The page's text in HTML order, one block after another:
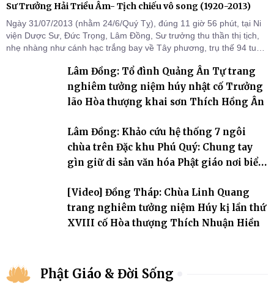
Sư Trưởng Hải Triều Âm- Tịch chiếu vô song (1920-2013)
Ngày 31/07/2013 (nhằm 24/6/Quý Tỵ), đúng 11 giờ 56 phút, tại Ni
viện Dược Sư, Đức Trọng, Lâm Đồng, Sư trưởng thu thần thị tịch,
nhẹ nhàng như cánh hạc trắng bay về Tây phương, trụ thế 94 tuổi
Lâm Đồng: Tổ đình Quảng Ân Tự trang
nghiêm tưởng niệm húy nhật cố Trưởng
lão Hòa thượng khai sơn Thích Hồng Ân
Lâm Đồng: Khảo cứu hệ thống 7 ngôi
chùa trên Đặc khu Phú Quý: Chung tay
gìn giữ di sản văn hóa Phật giáo nơi biển
[Video] Đồng Tháp: Chùa Linh Quang
trang nghiêm tưởng niệm Húy kị lần thứ
XVIII cố Hòa thượng Thích Nhuận Hiền
Phật Giáo & Đời Sống